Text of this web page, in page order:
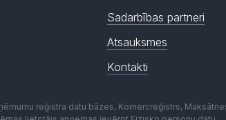
Sadarbības partneri
Atsauksmes
Kontakti
reģistra datu bāzes, Komercreģistrs,